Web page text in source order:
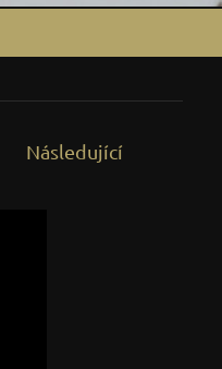
Následující